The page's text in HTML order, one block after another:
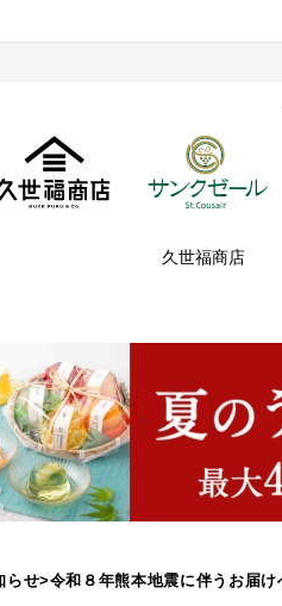
久世福商店
らせ>令和８年熊本地震に伴うお届け